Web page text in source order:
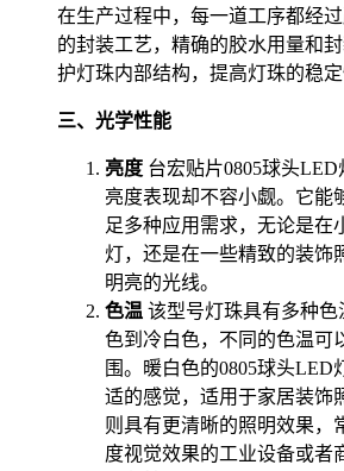
在生产过程中，每一道工序都经
的封装工艺，精确的胶水用量和
护灯珠内部结构，提高灯珠的稳定
三、光学性能
亮度 台宏贴片0805球头
亮度表现却不容小觑。它能
足多种应用需求，无论是在
灯，还是在一些精致的装饰
明亮的光线。
色温 该型号灯珠具有多种色
色到冷白色，不同的色温可
围。暖白色的0805球头LED
适的感觉，适用于家居装饰
则具有更清晰的照明效果，
度视觉效果的工业设备或者